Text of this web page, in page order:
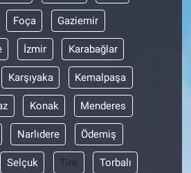
Foça Gaziemir
İzmir Karabağlar
Karşıyaka Kemalpaşa
Konak Menderes
Narlıdere Ödemiş
Selçuk Tire Torbalı